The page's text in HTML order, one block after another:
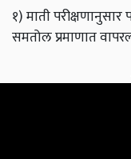
१) माती परीक्षणानुसार
समतोल प्रमाणात